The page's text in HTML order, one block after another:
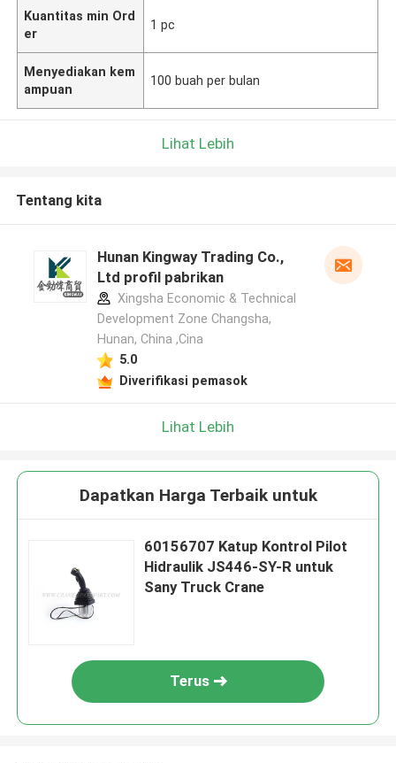
Kuantitas min Ord
er
1 pc
Menyediakan kem
ampuan
100 buah per bulan
Lihat Lebih
Tentang kita
Hunan Kingway Trading Co.,
Ltd profil pabrikan
Xingsha Economic & Technical
Development Zone Changsha,
Hunan, China ,Cina
5.0
Diverifikasi pemasok
Lihat Lebih
Dapatkan Harga Terbaik untuk
60156707 Katup Kontrol Pilot
Hidraulik JS446-SY-R untuk
Sany Truck Crane
Terus